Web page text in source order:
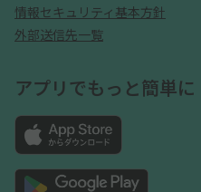
情報セキュリティ基本方針
外部送信先一覧
アプリでもっと簡単に